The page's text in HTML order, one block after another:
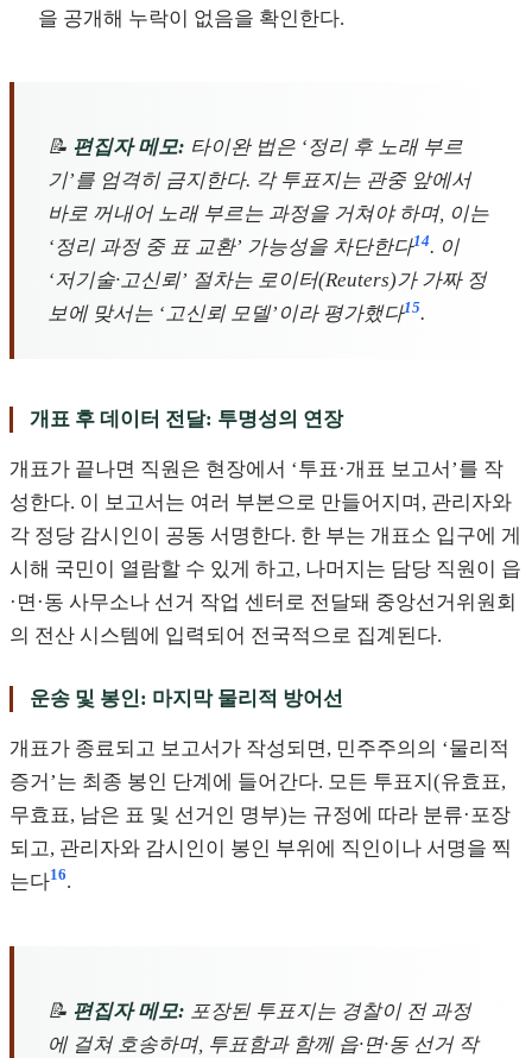
을 공개해 누락이 없음을 확인한다.
📝 편집자 메모: 타이완 법은 ‘정리 후 노래 부르
기’를 엄격히 금지한다. 각 투표지는 관중 앞에서
바로 꺼내어 노래 부르는 과정을 거쳐야 하며, 이는
‘정리 과정 중 표 교환’ 가능성을 차단한다14. 이
‘저기술·고신뢰’ 절차는 로이터(Reuters)가 가짜 정
보에 맞서는 ‘고신뢰 모델’이라 평가했다15.
개표 후 데이터 전달: 투명성의 연장
개표가 끝나면 직원은 현장에서 ‘투표·개표 보고서’를 작
성한다. 이 보고서는 여러 부본으로 만들어지며, 관리자와
각 정당 감시인이 공동 서명한다. 한 부는 개표소 입구에 게
시해 국민이 열람할 수 있게 하고, 나머지는 담당 직원이 읍
·면·동 사무소나 선거 작업 센터로 전달돼 중앙선거위원회
의 전산 시스템에 입력되어 전국적으로 집계된다.
운송 및 봉인: 마지막 물리적 방어선
개표가 종료되고 보고서가 작성되면, 민주주의의 ‘물리적
증거’는 최종 봉인 단계에 들어간다. 모든 투표지(유효표,
무효표, 남은 표 및 선거인 명부)는 규정에 따라 분류·포장
되고, 관리자와 감시인이 봉인 부위에 직인이나 서명을 찍
는다16.
📝 편집자 메모: 포장된 투표지는 경찰이 전 과정
에 걸쳐 호송하며, 투표함과 함께 읍·면·동 선거 작